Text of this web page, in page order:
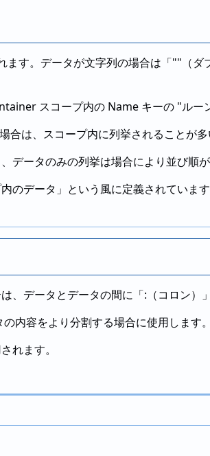
す。データが文字列の場合は「""（ダ
スコープ内の Name キーの "ルー
は、スコープ内に列挙されることが多
ータのみの列挙は場合により並び順が
データ」という風に定義されています
データとデータの間に「:（コロン）
内容をより分割する場合に使用します。
れます。